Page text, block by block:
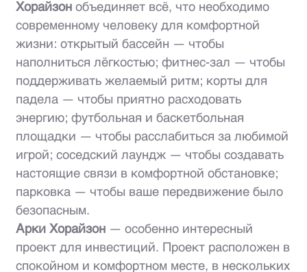
Хорайзон объединяет всё, что необходимо
современному человеку для комфортной
жизни: открытый бассейн — чтобы
наполниться лёгкостью; фитнес-зал — чтобы
поддерживать желаемый ритм; корты для
падела — чтобы приятно расходовать
энергию; футбольная и баскетбольная
площадки — чтобы расслабиться за любимой
игрой; соседский лаундж — чтобы создавать
настоящие связи в комфортной обстановке;
парковка — чтобы ваше передвижение было
безопасным.
Арки Хорайзон — особенно интересный
проект для инвестиций. Проект расположен в
спокойном и комфортном месте, в нескольких